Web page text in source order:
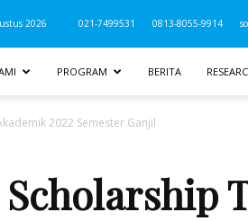
2026 021-7499531 0813-8055-9914
PROGRAM BERITA
2022 Semester Ganjil